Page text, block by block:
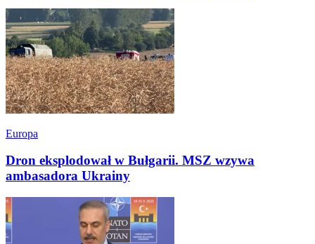
Europa
Dron eksplodował w Bułgarii. MSZ wzywa
ambasadora Ukrainy